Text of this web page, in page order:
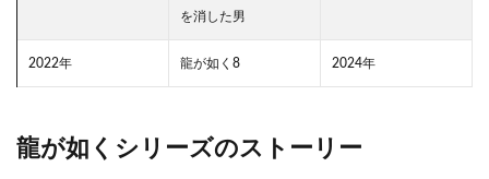
龍が
如く5
夢、
2.6
を消した男
2022年 龍が如く8 2024年
龍が如くシリーズのストーリー